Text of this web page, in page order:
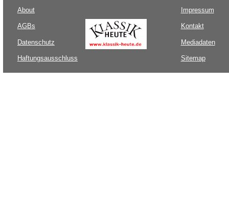
About
AGBs
Datenschutz
Haftungsausschluss
Impressum
Kontakt
Mediadaten
Sitemap